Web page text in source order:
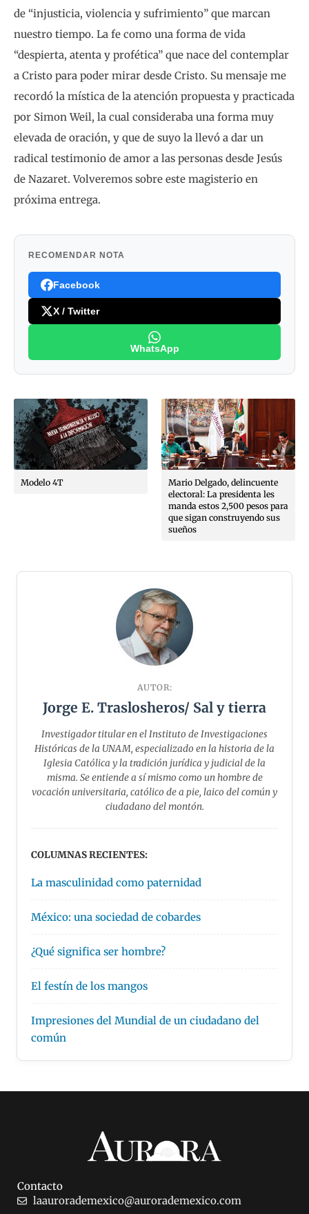
de “injusticia, violencia y sufrimiento” que marcan
nuestro tiempo. La fe como una forma de vida
“despierta, atenta y profética” que nace del contemplar
a Cristo para poder mirar desde Cristo. Su mensaje me
recordó la mística de la atención propuesta y practicada
por Simon Weil, la cual consideraba una forma muy
elevada de oración, y que de suyo la llevó a dar un
radical testimonio de amor a las personas desde Jesús
de Nazaret. Volveremos sobre este magisterio en
próxima entrega.
RECOMENDAR NOTA
Facebook
X / Twitter
WhatsApp
Modelo 4T
Mario Delgado, delincuente
electoral: La presidenta les
manda estos 2,500 pesos para
que sigan construyendo sus
sueños
AUTOR:
Jorge E. Traslosheros/ Sal y tierra
Investigador titular en el Instituto de Investigaciones
Históricas de la UNAM, especializado en la historia de la
Iglesia Católica y la tradición jurídica y judicial de la
misma. Se entiende a sí mismo como un hombre de
vocación universitaria, católico de a pie, laico del común y
ciudadano del montón.
COLUMNAS RECIENTES:
La masculinidad como paternidad
México: una sociedad de cobardes
¿Qué significa ser hombre?
El festín de los mangos
Impresiones del Mundial de un ciudadano del
común
Contacto
laaurorademexico@aurorademexico.com